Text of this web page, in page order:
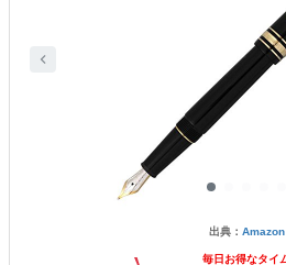
出典： Amazon
毎日お得なタイ